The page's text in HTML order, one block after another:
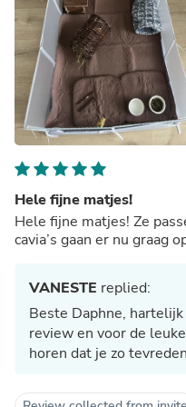
Hele fijne matjes!
Hele fijne matjes! Ze
cavia’s gaan er nu graag
VANESTE replied:
Beste Daphne,
review en voor de
horen dat je zo